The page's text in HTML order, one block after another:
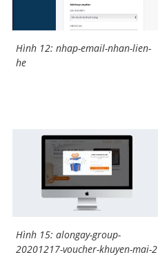
Hình 12: nhap-email-nhan-lien-
he
Hình 15: alongay-group-
20201217-voucher-khuyen-mai-2